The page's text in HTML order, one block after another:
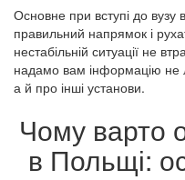
Основне при вступі до вузу
правильний напрямок і
нестабільній ситуації не
надамо вам інформацію не
а й про інші установи.
Чому варто
в Польщі: